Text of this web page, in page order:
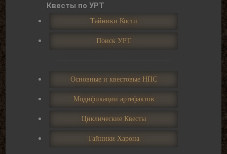
Квесты по УРТ
Тайники Кости
Поиск УРТ
Основные и квестовые НПС
Модификации артефактов
Циклические Квесты
Тайники Харона